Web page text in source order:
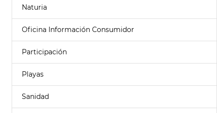
Naturia
Oficina Información Consumidor
Participación
Playas
Sanidad